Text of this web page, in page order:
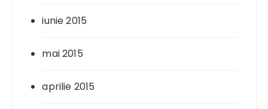
iunie 2015
mai 2015
aprilie 2015